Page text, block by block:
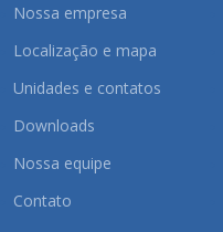
Nossa empresa
Localização e mapa
Unidades e contatos
Downloads
Nossa equipe
Contato